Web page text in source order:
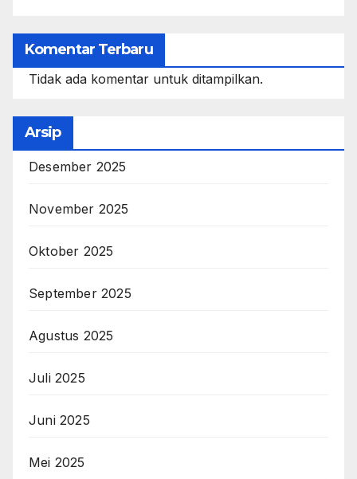
Komentar Terbaru
Tidak ada komentar untuk ditampilkan.
Arsip
Desember 2025
November 2025
Oktober 2025
September 2025
Agustus 2025
Juli 2025
Juni 2025
Mei 2025